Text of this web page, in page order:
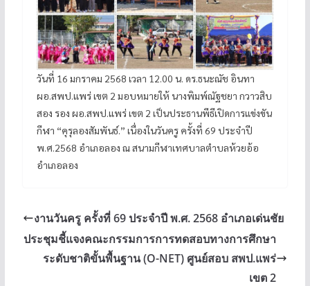
วันที่ 16 มกราคม 2568 เวลา 12.00 น. ดร.ธนะณัช อินทา
ผอ.สพป.แพร่ เขต 2 มอบหมายให้ นางพิมพ์ณัฐชยา กวาวสิบ
สอง รอง ผอ.สพป.แพร่ เขต 2 เป็นประธานพีธีเปิดการแข่งขัน
กีฬา “คุรุลองสัมพันธ์.” เนื่องในวันครู ครั้งที่ 69 ประจำปี
พ.ศ.2568 อำเภอลอง ณ สนามกีฬาเทศบาลตำบลห้วยอ้อ
อำเภอลอง
งานวันครู ครั้งที่ 69 ประจำปี พ.ศ. 2568 อำเภอเด่นชัย
ประชุมชี้แจงคณะกรรมการการทดสอบทางการศึกษา
ระดับชาติขั้นพื้นฐาน (O-NET) ศูนย์สอบ สพป.แพร่
เขต 2